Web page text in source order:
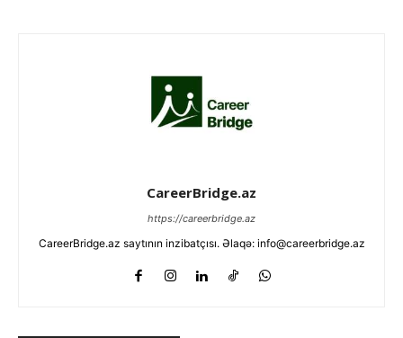
CareerBridge.az
https://careerbridge.az
CareerBridge.az saytının inzibatçısı. Əlaqə: info@careerbridge.az